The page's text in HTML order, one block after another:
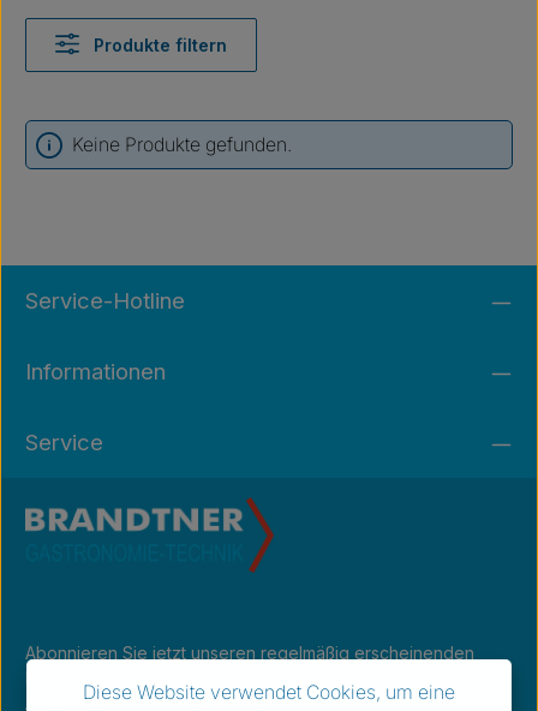
Produkte filtern
Keine Produkte gefunden.
Service-Hotline
Informationen
Service
Abonnieren Sie jetzt unseren regelmäßig erscheinenden
Newsletter, um rechtzeitig über neue Produkte und
Angebote informiert zu werden.
Diese Website verwendet Cookies, um eine